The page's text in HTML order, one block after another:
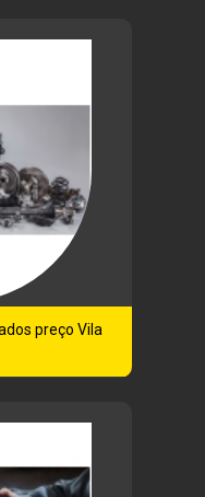
preço Vila